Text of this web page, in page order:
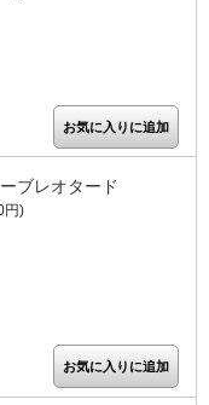
ブレオタード
円)